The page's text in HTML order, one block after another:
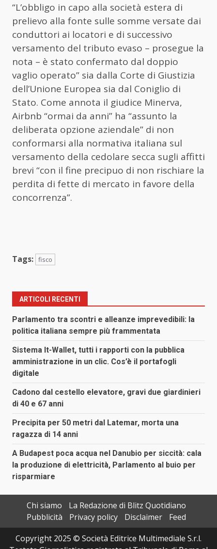
“L’obbligo in capo alla società estera di
prelievo alla fonte sulle somme versate dai
conduttori ai locatori e di successivo
versamento del tributo evaso – prosegue la
nota – è stato confermato dal doppio
vaglio operato” sia dalla Corte di Giustizia
dell’Unione Europea sia dal Coniglio di
Stato. Come annota il giudice Minerva,
Airbnb “ormai da anni” ha “assunto la
deliberata opzione aziendale” di non
conformarsi alla normativa italiana sul
versamento della cedolare secca sugli affitti
brevi “con il fine precipuo di non rischiare la
perdita di fette di mercato in favore della
concorrenza”.
Tags: fisco
ARTICOLI RECENTI
Parlamento tra scontri e alleanze imprevedibili: la
politica italiana sempre più frammentata
Sistema It-Wallet, tutti i rapporti con la pubblica
amministrazione in un clic. Cos’è il portafogli
digitale
Cadono dal cestello elevatore, gravi due giardinieri
di 40 e 67 anni
Precipita per 50 metri dal Latemar, morta una
ragazza di 14 anni
A Budapest poca acqua nel Danubio per siccità: cala
la produzione di elettricità, Parlamento al buio per
risparmiare
Chi siamo
La Redazione di Blitz Quotidiano
Pubblicità
Privacy policy Disclaimer
Feed
Copyright 2025 © Società Editrice Multimediale S.r.l.